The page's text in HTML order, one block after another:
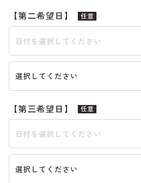
【第二希望日】 任意
【第三希望日】 任意